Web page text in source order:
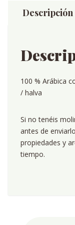
Descripción
100 % Arábica
/ halva
Si no tenéis
antes de
propiedades y
tiempo.